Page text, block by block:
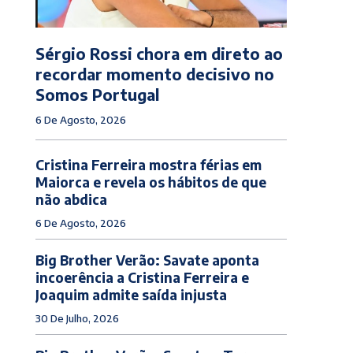
Sérgio Rossi chora em direto ao
recordar momento decisivo no
Somos Portugal
6 De Agosto, 2026
Cristina Ferreira mostra férias em
Maiorca e revela os hábitos de que
não abdica
6 De Agosto, 2026
Big Brother Verão: Savate aponta
incoerência a Cristina Ferreira e
Joaquim admite saída injusta
30 De Julho, 2026